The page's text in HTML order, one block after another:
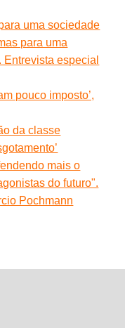
uma sociedade
para uma
especial
pouco imposto’,
da classe
mais o
do futuro".
Pochmann